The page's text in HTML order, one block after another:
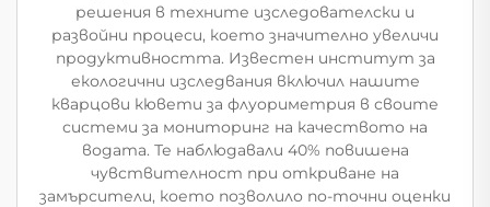
решения в техните изследователски и
развойни процеси, което значително увеличи
продуктивността. Известен институт за
екологични изследвания включил нашите
кварцови кювети за флуориметрия в своите
системи за мониторинг на качеството на
водата. Те наблюдавали 40% повишена
чувствителност при откриване на
замърсители, което позволило по-точни оценки